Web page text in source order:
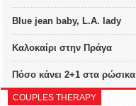
Blue jean baby, L.A. lady
Καλοκαίρι στην Πράγα
Πόσο κάνει 2+1 στα ρώσικα
COUPLES THERAPY